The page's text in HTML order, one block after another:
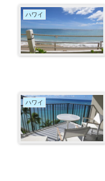
ハワイ
ハワイ